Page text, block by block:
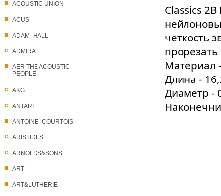
ACOUSTIC UNION
ACUS
ADAM_HALL
ADMIRA
AER THE ACOUSTIC
PEOPLE
AKG
ANTARI
ANTOINE_COURTOIS
ARISTIDES
ARNOLDS&SONS
ART
ART&LUTHERIE
Classics
чёткость
Материал
Длина -
Диаметр -